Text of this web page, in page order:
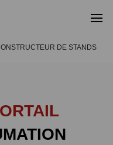
DE STANDS